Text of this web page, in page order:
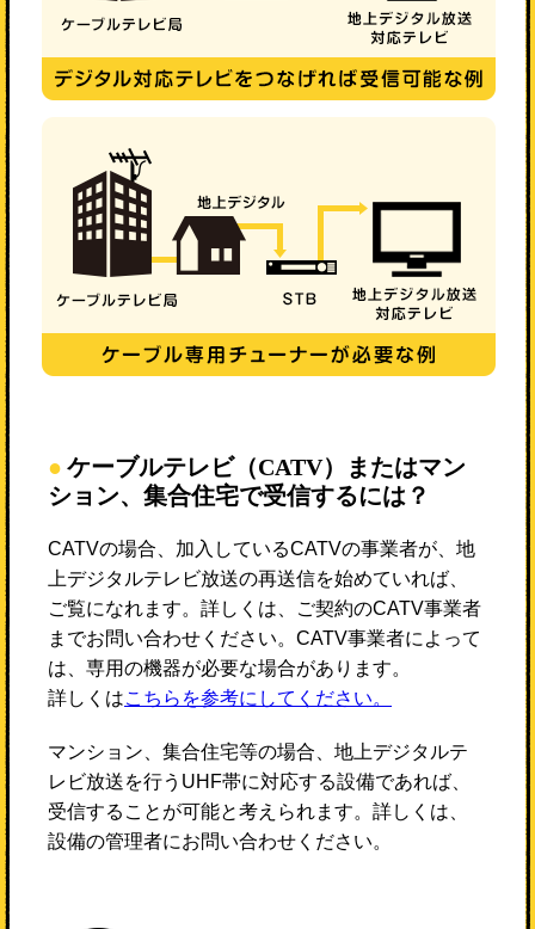
ケーブルテレビ（CATV）またはマン
ション、集合住宅で受信するには？
CATVの場合、加入しているCATVの事業者が、地
上デジタルテレビ放送の再送信を始めていれば、
ご覧になれます。詳しくは、ご契約のCATV事業者
までお問い合わせください。CATV事業者によって
は、専用の機器が必要な場合があります。
詳しくはこちらを参考にしてください。
マンション、集合住宅等の場合、地上デジタルテ
レビ放送を行うUHF帯に対応する設備であれば、
受信することが可能と考えられます。詳しくは、
設備の管理者にお問い合わせください。